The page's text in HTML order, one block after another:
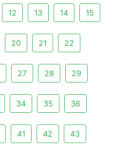
12 13 14 15
20 21 22
27 28 29
34 35 36
41 42 43